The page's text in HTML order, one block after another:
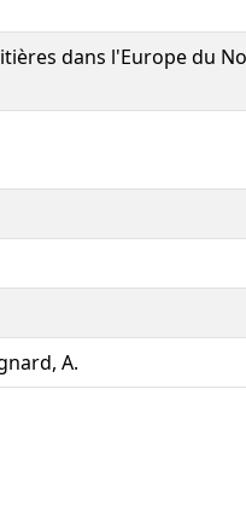
dans l'Europe du
A.